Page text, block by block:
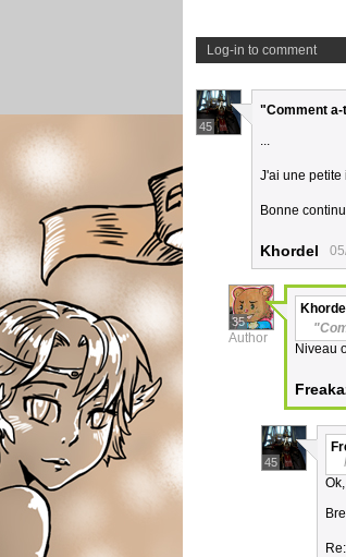
Log-in to comment
45
"Comment a-
...
J'ai une petite
Bonne
Khordel
35
Author
Khordel
Niveau
45